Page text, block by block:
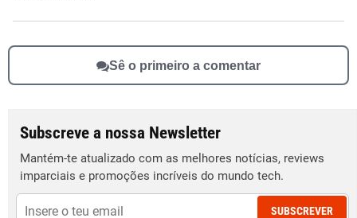
Sê o primeiro a comentar
Subscreve a nossa Newsletter
Mantém-te atualizado com as melhores notícias, reviews
imparciais e promoções incríveis do mundo tech.
SUBSCREVER